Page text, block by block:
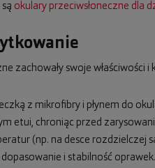
okulary przeciwsłoneczne dla
zachowały swoje właściwości
z mikrofibry i płynem do
etui, chroniąc przed
(np. na desce rozdzielczej
i stabilność oprawek.